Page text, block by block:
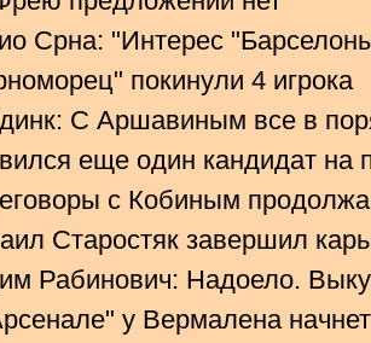
Срна: "Интерес
покинули 4 игрока
С Аршавиным все в
еще один кандидат на
с Кобиным
Старостяк завершил
Рабинович: Надоело.
у Вермалена